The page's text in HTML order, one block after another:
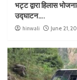
भट्ट द्वारा हिलास
उद्घाटन….
hinwali June 21,